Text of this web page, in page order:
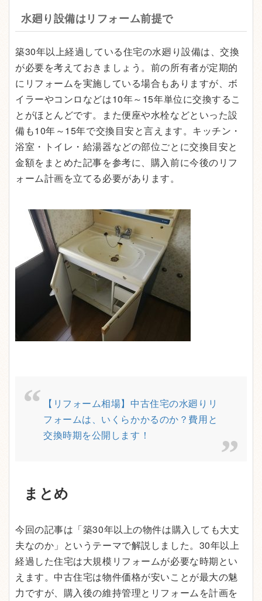
水廻り設備はリフォーム前提で
築30年以上経過している住宅の水廻り設備は、交換
が必要を考えておきましょう。前の所有者が定期的
にリフォームを実施している場合もありますが、ボ
イラーやコンロなどは10年～15年単位に交換するこ
とがほとんどです。また便座や水栓などといった設
備も10年～15年で交換目安と言えます。キッチン・
浴室・トイレ・給湯器などの部位ごとに交換目安と
金額をまとめた記事を参考に、購入前に今後のリフ
ォーム計画を立てる必要があります。
【リフォーム相場】中古住宅の水廻りリ
フォームは、いくらかかるのか？費用と
交換時期を公開します！
まとめ
今回の記事は「築30年以上の物件は購入しても大丈
夫なのか」というテーマで解説しました。30年以上
経過した住宅は大規模リフォームが必要な時期とい
えます。中古住宅は物件価格が安いことが最大の魅
力ですが、購入後の維持管理とリフォームを計画を